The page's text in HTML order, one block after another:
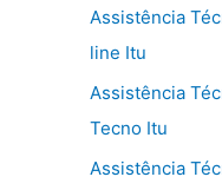
Assistência
line Itu
Assistência
Tecno Itu
Assistência